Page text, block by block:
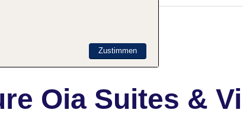
Oia Suites &
Zustimmen